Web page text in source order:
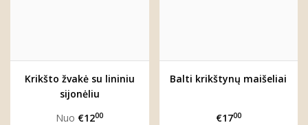
Krikšto žvakė su lininiu
sijonėliu
Nuo €1200
Balti krikštynų maišeliai
€1700